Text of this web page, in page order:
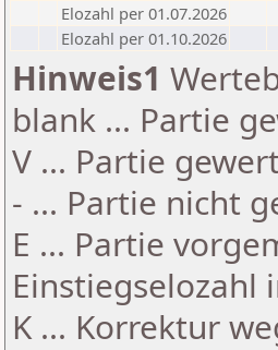
Elozahl per 01.07.2026
Elozahl per 01.10.2026
Hinweis1
blank ... Partie
V ... Partie
- ... Partie nicht
E ... Partie
Einstiegselozahl
K ... Korrektur